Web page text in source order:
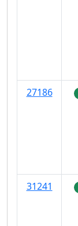
27186
31241